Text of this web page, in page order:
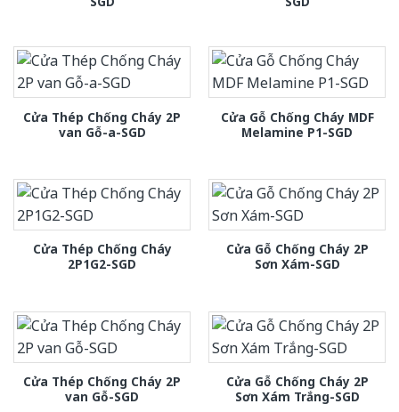
Cửa Thép Chống Cháy 2P
van Gỗ-a-SGD
Cửa Gỗ Chống Cháy MDF
Melamine P1-SGD
Cửa Thép Chống Cháy
2P1G2-SGD
Cửa Gỗ Chống Cháy 2P
Sơn Xám-SGD
Cửa Thép Chống Cháy 2P
van Gỗ-SGD
Cửa Gỗ Chống Cháy 2P
Sơn Xám Trắng-SGD